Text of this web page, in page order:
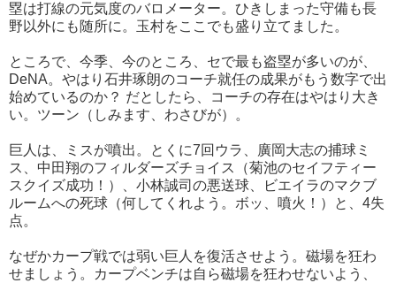
塁は打線の元気度のバロメーター。ひきしまった守備も長
野以外にも随所に。玉村をここでも盛り立てました。
ところで、今季、今のところ、セで最も盗塁が多いのが、
DeNA。やはり石井琢朗のコーチ就任の成果がもう数字で出
始めているのか？ だとしたら、コーチの存在はやはり大き
い。ツーン（しみます、わさびが）。
巨人は、ミスが噴出。とくに7回ウラ、廣岡大志の捕球ミ
ス、中田翔のフィルダーズチョイス（菊池のセイフティー
スクイズ成功！）、小林誠司の悪送球、ビエイラのマクブ
ルームへの死球（何してくれよう。ボッ、噴火！）と、4失
点。
なぜかカープ戦では弱い巨人を復活させよう。磁場を狂わ
せましょう。カープベンチは自ら磁場を狂わせないよう、